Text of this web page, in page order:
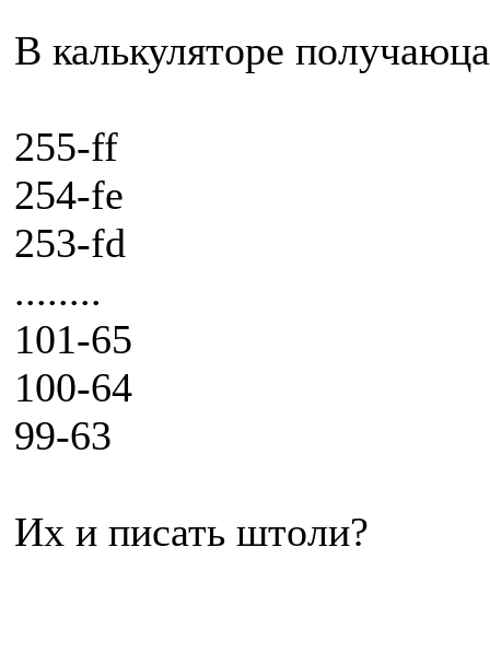
В калькуляторе
255-ff
254-fe
253-fd
........
101-65
100-64
99-63
Их и писать штоли?